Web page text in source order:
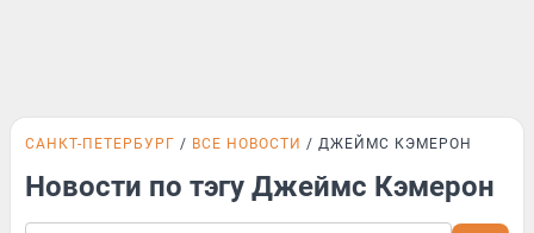
САНКТ-ПЕТЕРБУРГ ВСЕ НОВОСТИ ДЖЕЙМС КЭМЕРОН
Новости по тэгу Джеймс Кэмерон